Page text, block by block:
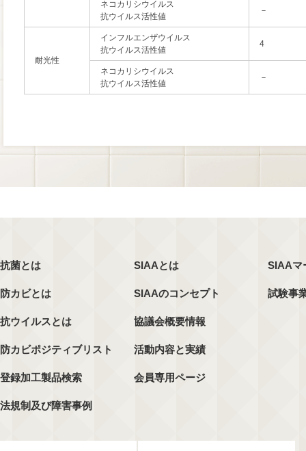
ネコカリシウイルス
抗ウイルス活性値
－
耐光性
インフルエンザウイルス
抗ウイルス活性値
4
ネコカリシウイルス
抗ウイルス活性値
－
抗菌とは
防カビとは
抗ウイルスとは
防カビポジティブリスト
登録加工製品検索
法規制及び障害事例
SIAAとは
SIAAのコンセプト
協議会概要情報
活動内容と実績
会員専用ページ
SIAAマ
試験事